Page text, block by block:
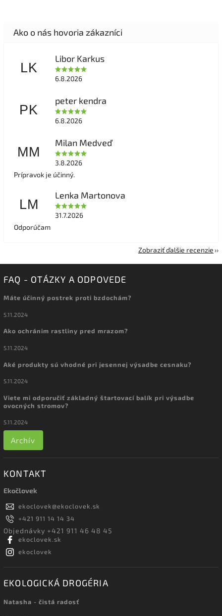
LK
Libor Karkus
6.8.2026
PK
peter kendra
6.8.2026
MM
Milan Medveď
3.8.2026
Prípravok je účinný.
LM
Lenka Martonova
31.7.2026
Odporúčam
Zobraziť ďalšie recenzie
FAQ - OTÁZKY A ODPOVEDE
Máte účinný postrek proti bzdochám?
5.11.2024
Ako ochránim rastliny pred mrazom?
5.11.2024
Aké produkty sú vhodné pri jesennej výsadbe cesnaku?
5.11.2024
Viete mi odporučiť základný štartovací balík pri výsadbe
ovocných stromov?
5.11.2024
Archív
KONTAKT
Ekočlovek
ekoclovek@ekoclovek.sk
+421 911 14 14 34
Objednávky +421 911 46 48 45
ekoclovek.sk
ekoclovek
EKOLOGICKÁ DROGÉRIA
Natasha - čistá radosť